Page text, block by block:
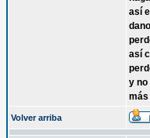
así
así
y no
más
Volver arriba